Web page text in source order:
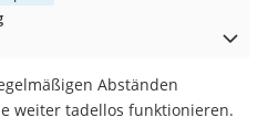
Abständen
weiter tadellos funktionieren.